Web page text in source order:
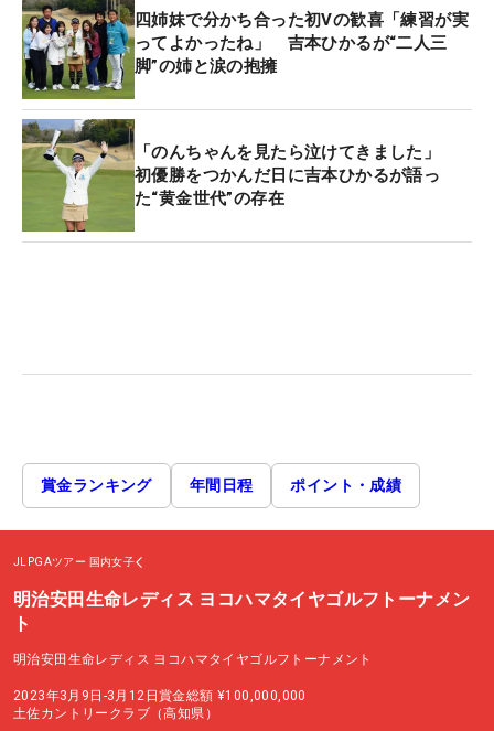
四姉妹で分かち合った初Vの歓喜「練習が実
ってよかったね」 吉本ひかるが“二人三
脚”の姉と涙の抱擁
「のんちゃんを見たら泣けてきました」
初優勝をつかんだ日に吉本ひかるが語っ
た“黄金世代”の存在
賞金ランキング 年間日程 ポイント・成績
JLPGAツアー 国内女子
明治安田生命レディス ヨコハマタイヤゴルフトーナメン
ト
明治安田生命レディス ヨコハマタイヤゴルフトーナメント
2023年3月9日-3月12日賞金総額 ¥100,000,000
土佐カントリークラブ（高知県）